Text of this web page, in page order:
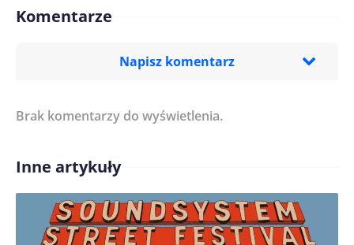
Komentarze
Napisz komentarz
Treść komentarza*
Imię/ Nick*
Brak komentarzy do wyświetlenia.
Inne artykuły